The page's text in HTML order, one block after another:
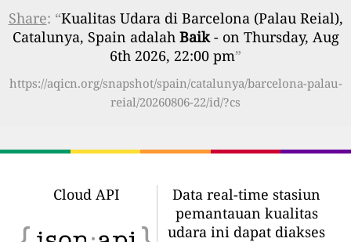
Share: “Kualitas Udara di Barcelona (Palau Reial),
Catalunya, Spain adalah Baik- on Thursday, Aug
6th 2026, 22:00 pm”
https://aqicn.org/snapshot/spain/catalunya/barcelona-palau-
reial/20260806-22/id/?cs
Cloud API
Data real-time stasiun
pemantauan kualitas
udara ini dapat diakses